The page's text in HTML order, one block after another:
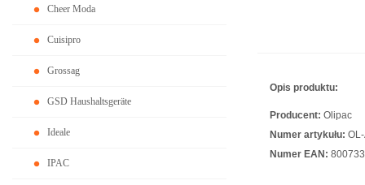
Cheer Moda
Cuisipro
Grossag
GSD Haushaltsgeräte
Ideale
IPAC
Opis produktu:
Producent: Olipac
Numer artykułu:
Numer EAN: